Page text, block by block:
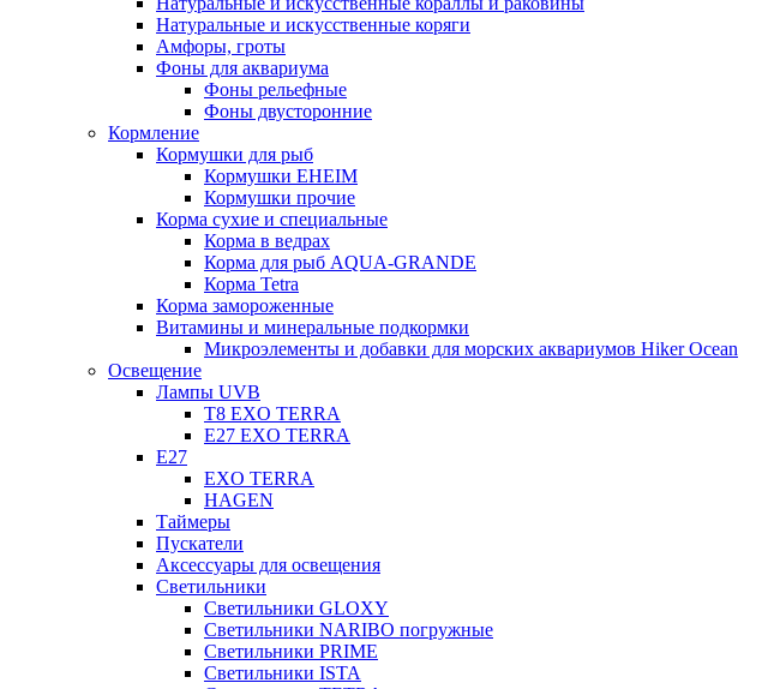
Натуральные и искусственные коряги
Амфоры, гроты
Фоны для аквариума
Фоны рельефные
Фоны двусторонние
Кормление
Кормушки для рыб
Кормушки EHEIM
Кормушки прочие
Корма сухие и специальные
Корма в ведрах
Корма для рыб AQUA-GRANDE
Корма Tetra
Корма замороженные
Витамины и минеральные подкормки
Микроэлементы и добавки для морских аквариумов Hiker Ocean
Освещение
Лампы UVB
Т8 EXO TERRA
Е27 EXO TERRA
Е27
EXO TERRA
HAGEN
Таймеры
Пускатели
Аксессуары для освещения
Светильники
Светильники GLOXY
Светильники NARIBO погружные
Светильники PRIME
Светильники ISTA